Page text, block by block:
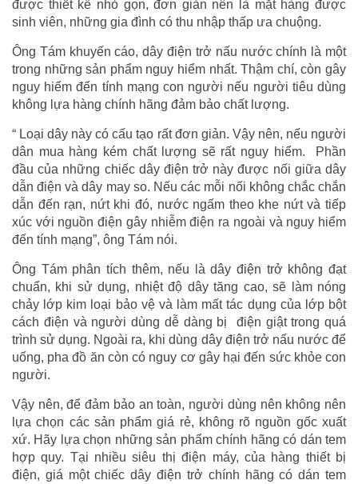
được thiết kế nhỏ gọn, đơn giản nên là mặt hàng được
sinh viên, những gia đình có thu nhập thấp ưa chuộng.
Ông Tám khuyến cáo, dây điện trở nấu nước chính là một
trong những sản phẩm nguy hiểm nhất. Thậm chí, còn gây
nguy hiểm đến tính mạng con người nếu người tiêu dùng
không lựa hàng chính hãng đảm bảo chất lượng.
“ Loại dây này có cấu tạo rất đơn giản. Vậy nên, nếu người
dân mua hàng kém chất lượng sẽ rất nguy hiểm. Phần
đầu của những chiếc dây điện trở này được nối giữa dây
dẫn điện và dây may so. Nếu các mỗi nối không chắc chắn
dẫn đến rạn, nứt khi đó, nước ngấm theo khe nứt và tiếp
xúc với nguồn điện gây nhiễm điện ra ngoài và nguy hiểm
đến tính mạng”, ông Tám nói.
Ông Tám phân tích thêm, nếu là dây điện trở không đạt
chuẩn, khi sử dụng, nhiệt độ dây tăng cao, sẽ làm nóng
chảy lớp kim loại bảo vệ và làm mất tác dụng của lớp bột
cách điện và người dùng dễ dàng bị điện giật trong quá
trình sử dụng. Ngoài ra, khi dùng dây điện trở nấu nước để
uống, pha đồ ăn còn có nguy cơ gây hại đến sức khỏe con
người.
Vậy nên, để đảm bảo an toàn, người dùng nên không nên
lựa chọn các sản phẩm giá rẻ, không rõ nguồn gốc xuất
xứ. Hãy lựa chọn những sản phẩm chính hãng có dán tem
hợp quy. Tại nhiều siêu thị điện máy, của hàng thiết bị
điện, giá một chiếc dây điện trở chính hãng có dán tem